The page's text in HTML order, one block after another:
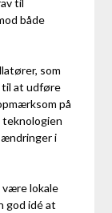
både
som
til at udføre
på
teknologien
i
være lokale
god idé at